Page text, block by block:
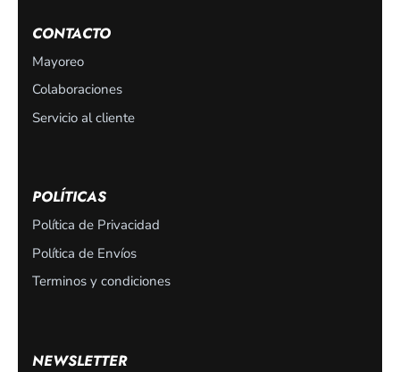
CONTACTO
Mayoreo
Colaboraciones
Servicio al cliente
POLÍTICAS
Política de Privacidad
Política de Envíos
Terminos y condiciones
NEWSLETTER